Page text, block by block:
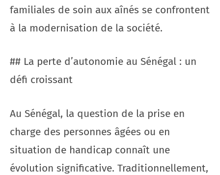
familiales de soin aux aînés se confrontent
à la modernisation de la société.
## La perte d’autonomie au Sénégal : un
défi croissant
Au Sénégal, la question de la prise en
charge des personnes âgées ou en
situation de handicap connaît une
évolution significative. Traditionnellement,